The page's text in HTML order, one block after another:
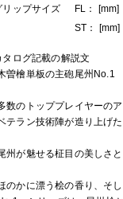
リップサイズ
FL： [mm]
ST： [mm]
タログ記載の解説文
曽檜単板の主砲尾州No.1
数のトッププレイヤーの
テラン技術陣が造り上げ
州が魅せる柾目の美しさ
のかに漂う桧の香り、そ